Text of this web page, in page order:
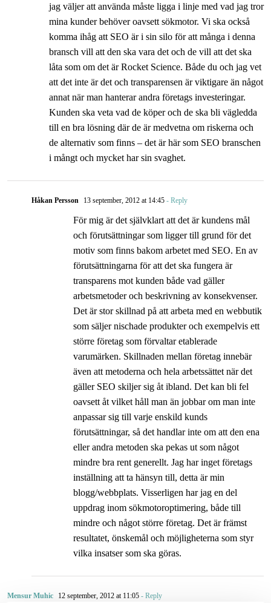
jag väljer att använda måste ligga i linje med vad jag tror
mina kunder behöver oavsett sökmotor. Vi ska också
komma ihåg att SEO är i sin silo för att många i denna
bransch vill att den ska vara det och de vill att det ska
låta som om det är Rocket Science. Både du och jag vet
att det inte är det och transparensen är viktigare än något
annat när man hanterar andra företags investeringar.
Kunden ska veta vad de köper och de ska bli vägledda
till en bra lösning där de är medvetna om riskerna och
de alternativ som finns – det är här som SEO branschen
i mångt och mycket har sin svaghet.
Håkan Persson 13 september, 2012 at 14:45- Reply
För mig är det självklart att det är kundens mål
och förutsättningar som ligger till grund för det
motiv som finns bakom arbetet med SEO. En av
förutsättningarna för att det ska fungera är
transparens mot kunden både vad gäller
arbetsmetoder och beskrivning av konsekvenser.
Det är stor skillnad på att arbeta med en webbutik
som säljer nischade produkter och exempelvis ett
större företag som förvaltar etablerade
varumärken. Skillnaden mellan företag innebär
även att metoderna och hela arbetssättet när det
gäller SEO skiljer sig åt ibland. Det kan bli fel
oavsett åt vilket håll man än jobbar om man inte
anpassar sig till varje enskild kunds
förutsättningar, så det handlar inte om att den ena
eller andra metoden ska pekas ut som något
mindre bra rent generellt. Jag har inget företags
inställning att ta hänsyn till, detta är min
blogg/webbplats. Visserligen har jag en del
uppdrag inom sökmotoroptimering, både till
mindre och något större företag. Det är främst
resultatet, önskemål och möjligheterna som styr
vilka insatser som ska göras.
Mensur Muhic 12 september, 2012 at 11:05- Reply